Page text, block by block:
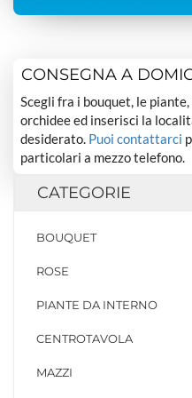
CONSEGNA A
Scegli fra i bouquet, le
orchidee ed inserisci la
desiderato. Puoi contattarci
particolari a mezzo telefono.
CATEGORIE
BOUQUET
ROSE
PIANTE DA INTERNO
CENTROTAVOLA
MAZZI